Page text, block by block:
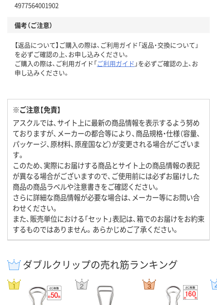
4977564001902
備考（ご注意）
【返品について】ご購入の際は、ご利用ガイド「返品・交換について」
を必ずご確認の上、お申し込みください。
ご購入の際は、ご利用ガイド「ご利用ガイド 」を必ずご確認の上、お
申し込みください。
※ご注意【免責】
アスクルでは、サイト上に最新の商品情報を表示するよう努め
ておりますが、メーカーの都合等により、商品規格・仕様（容量、
パッケージ、原材料、原産国など）が変更される場合がございま
す。
このため、実際にお届けする商品とサイト上の商品情報の表記
が異なる場合がございますので、ご使用前には必ずお届けした
商品の商品ラベルや注意書きをご確認ください。
さらに詳細な商品情報が必要な場合は、メーカー等にお問い合
わせください。
また、販売単位における「セット」表記は、箱でのお届けをお約束
するものではありません。あらかじめご了承ください。
ダブルクリップの売れ筋ランキング